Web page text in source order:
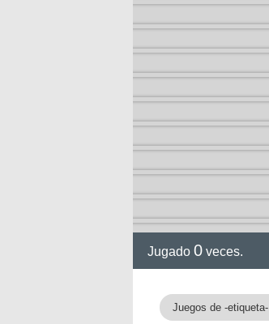
Jugado 0 veces.
Juegos de -etiqueta-